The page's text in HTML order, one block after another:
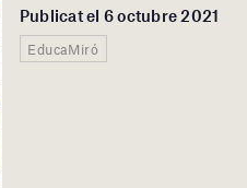
Publicat el 6 octubre 2021
EducaMiró